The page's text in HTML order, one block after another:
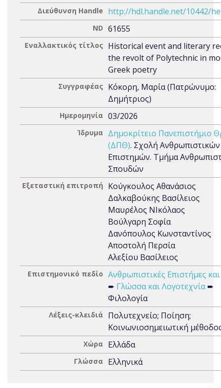
Διεύθυνση Handle http://hdl.handle.net/10442/
ND 61655
Εναλλακτικός τίτλος Historical event and literary
the revolt of Polytechnic in
Greek poetry
Συγγραφέας Κόκορη, Μαρία (Πατρώνυμο:
Δημήτριος)
Ημερομηνία 03/2026
Ίδρυμα
Δημοκρίτειο Πανεπιστήμιο
(ΔΠΘ). Σχολή Ανθρωπιστικών
Επιστημών. Τμήμα
Σπουδών
Εξεταστική επιτροπή
Κούγκουλος Αθανάσιος
Δαλκαβούκης Βασίλειος
Μαυρέλος ΝΙκόλαος
Βούλγαρη Σοφία
Δανόπουλος Κωνσταντίνος
Αποστολή Περσία
Αλεξίου Βασίλειος
Επιστημονικό πεδίο Ανθρωπιστικές Επιστήμες
➨ Γλώσσα και Λογοτεχνία➨
Φιλολογία
Λέξεις-κλειδιά
Πολυτεχνείο; Ποίηση;
Κοινωνιοσημειωτική
Χώρα Ελλάδα
Γλώσσα Ελληνικά